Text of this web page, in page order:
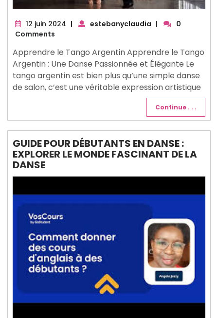
12 juin 2024 12| estebanyclaudia |
0
Comments
Apprendre le Tango Argentin Apprendre le Tango
Argentin : Une Danse Passionnée et Élégante Le
tango argentin est bien plus qu’une simple danse
de salon, c’est une véritable expression artistique
Continue . . .
GUIDE POUR DÉBUTANTS EN DANSE :
EXPLORER LE MONDE FASCINANT DE LA
DANSE